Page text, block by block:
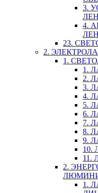
3.
4.
23.
2.
1.
1.
2.
3.
4.
5.
6.
7.
8.
9.
10.
11.
2.
1.